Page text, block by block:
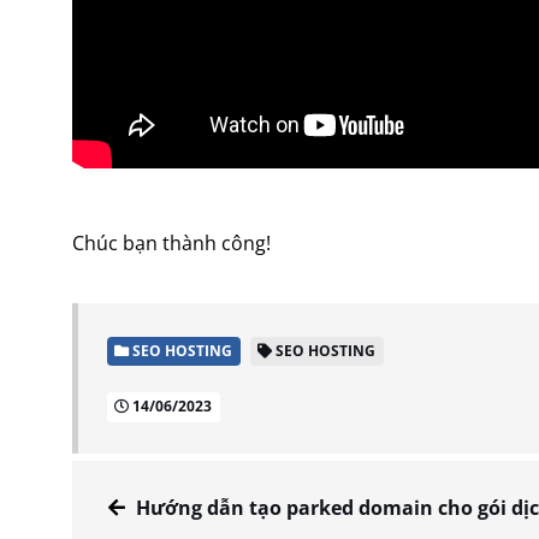
Chúc bạn thành công!
SEO HOSTING SEO HOSTING
14/06/2023
Hướng dẫn tạo parked domain cho gói dịch vụ SEO